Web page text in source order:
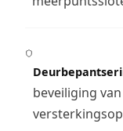
beveiliging